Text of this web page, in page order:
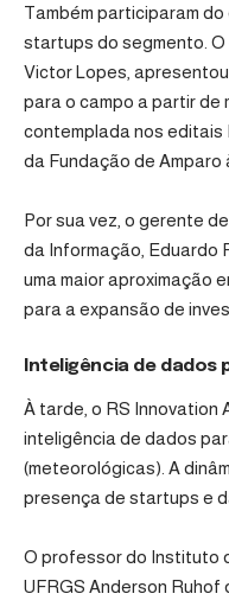
Também participaram
startups do segmento.
Victor Lopes,
para o campo a partir de
contemplada nos editais
da Fundação de Amparo
Por sua vez, o gerente
da Informação, Eduardo
uma maior aproximação
para a expansão de
Inteligência de
À tarde, o RS Innovation
inteligência de dados
(meteorológicas). A
presença de startups e
O professor do Instituto
UFRGS Anderson